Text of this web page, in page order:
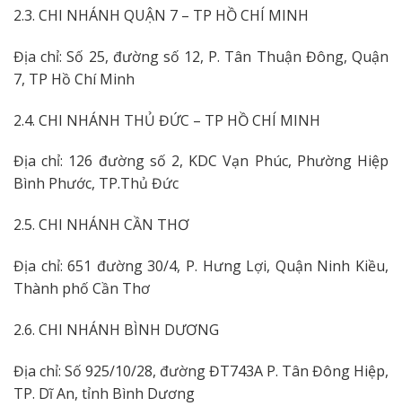
2.3. CHI NHÁNH QUẬN 7 – TP HỒ CHÍ MINH
Địa chỉ: Số 25, đường số 12, P. Tân Thuận Đông, Quận
7, TP Hồ Chí Minh
2.4. CHI NHÁNH THỦ ĐỨC – TP HỒ CHÍ MINH
Địa chỉ: 126 đường số 2, KDC Vạn Phúc, Phường Hiệp
Bình Phước, TP.Thủ Đức
2.5. CHI NHÁNH CẦN THƠ
Địa chỉ: 651 đường 30/4, P. Hưng Lợi, Quận Ninh Kiều,
Thành phố Cần Thơ
2.6. CHI NHÁNH BÌNH DƯƠNG
Địa chỉ: Số 925/10/28, đường ĐT743A P. Tân Đông Hiệp,
TP. Dĩ An, tỉnh Bình Dương